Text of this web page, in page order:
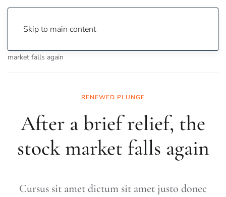
Skip to main content
market falls again
RENEWED PLUNGE
After a brief relief, the
stock market falls again
Cursus sit amet dictum sit amet justo donec